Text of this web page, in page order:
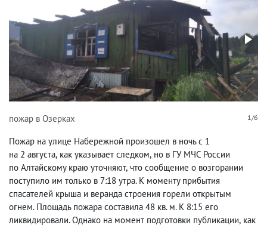
1/6
пожар в Озерках
Пожар на улице Набережной произошел в ночь с 1
на 2 августа, как указывает следком, но в ГУ МЧС России
по Алтайскому краю уточняют, что сообщение о возгорании
поступило им только в 7:18 утра. К моменту прибытия
спасателей крыша и веранда строения горели открытым
огнем. Площадь пожара составила 48 кв. м. К 8:15 его
ликвидировали. Однако на момент подготовки публикации, как